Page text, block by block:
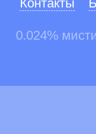
Контакты
0.024%